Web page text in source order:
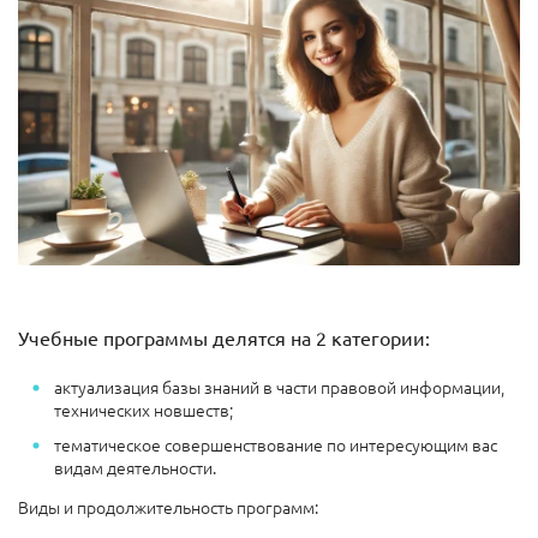
Учебные программы делятся на 2 категории:
актуализация базы знаний в части правовой информации,
технических новшеств;
тематическое совершенствование по интересующим вас
видам деятельности.
Виды и продолжительность программ: